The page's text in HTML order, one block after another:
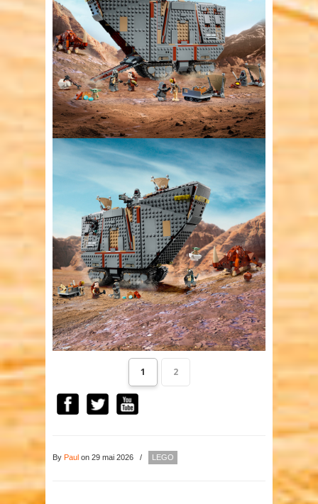
1 2
By Paul on 29 mai 2026 / LEGO